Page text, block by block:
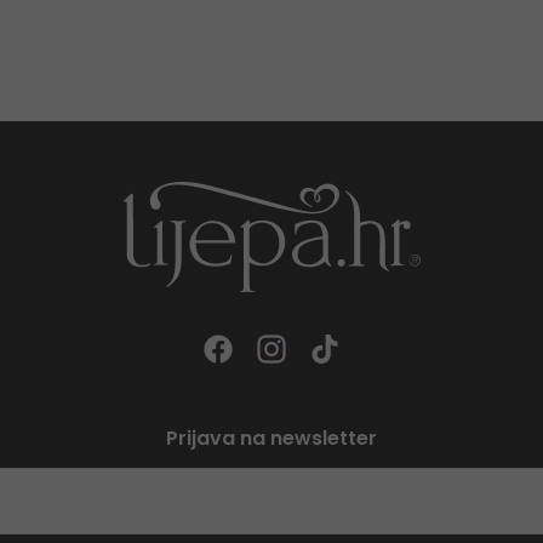
Prijava na newsletter